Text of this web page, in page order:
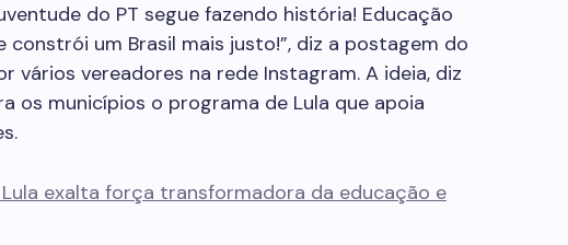
do PT segue fazendo história! Educação
um Brasil mais justo!”, diz a postagem do
vários vereadores na rede Instagram. A ideia, diz
os municípios o programa de Lula que apoia
Lula exalta força transformadora da educação e